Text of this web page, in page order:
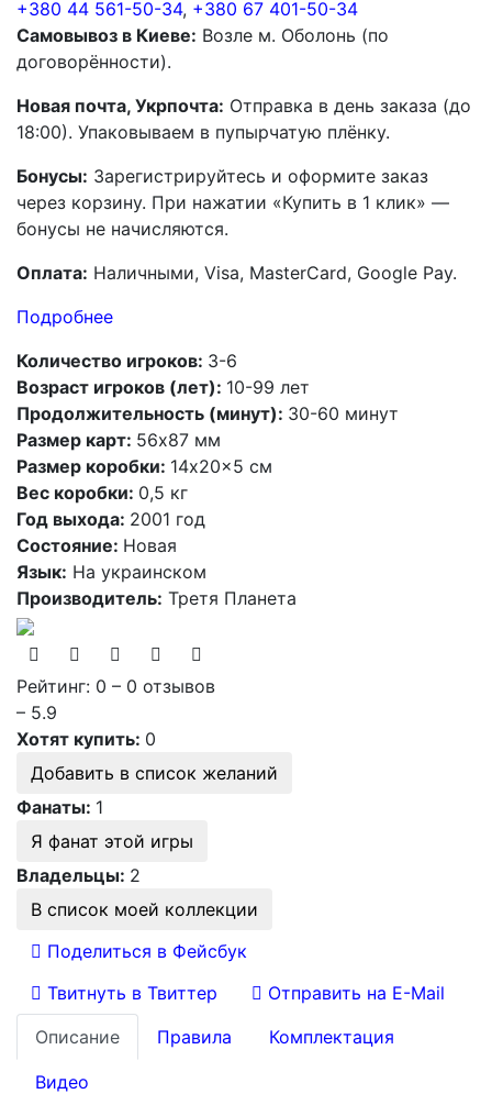
+380 44 561-50-34, +380 67 401-50-34
Самовывоз в Киеве: Возле м. Оболонь (по
договорённости).
Новая почта, Укрпочта: Отправка в день заказа (до
18:00). Упаковываем в пупырчатую плёнку.
Бонусы: Зарегистрируйтесь и оформите заказ
через корзину. При нажатии «Купить в 1 клик» —
бонусы не начисляются.
Оплата: Наличными, Visa, MasterCard, Google Pay.
Подробнее
Количество игроков: 3-6
Возраст игроков (лет): 10-99 лет
Продолжительность (минут): 30-60 минут
Размер карт: 56x87 мм
Размер коробки: 14x20x5 см
Вес коробки: 0,5 кг
Год выхода: 2001 год
Состояние: Новая
Язык: На украинском
Производитель: Третя Планета
Рейтинг: 0 – 0 отзывов
– 5.9
Хотят купить: 0
Добавить в список желаний
Фанаты: 1
Я фанат этой игры
Владельцы: 2
В список моей коллекции
Поделиться в Фейсбук
Твитнуть в Твиттер
Отправить на E-Mail
Описание
Правила Комплектация
Видео